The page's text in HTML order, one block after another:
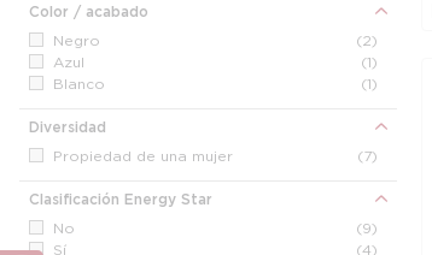
Color / acabado
Negro
(2)
Azul
(1)
Blanco
(1)
Diversidad
Propiedad de una mujer
(7)
Clasificación Energy Star
No
(9)
Sí
(4)